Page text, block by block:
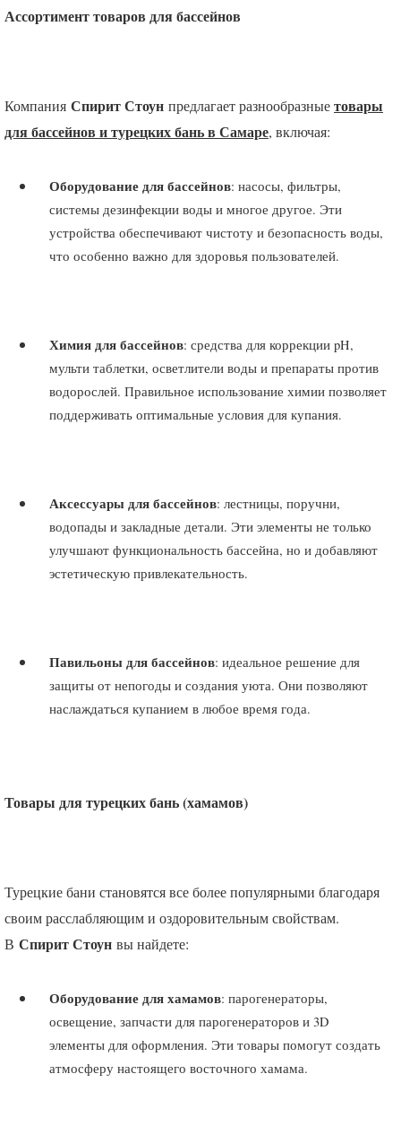
Ассортимент товаров для бассейнов
Компания Спирит Стоун предлагает разнообразныетовары
для бассейнов и турецких бань в Самаре, включая:
Оборудование для бассейнов: насосы, фильтры,
системы дезинфекции воды и многое другое. Эти
устройства обеспечивают чистоту и безопасность воды,
что особенно важно для здоровья пользователей.
Химия для бассейнов: средства для коррекции pH,
мульти таблетки, осветлители воды и препараты против
водорослей. Правильное использование химии позволяет
поддерживать оптимальные условия для купания.
Аксессуары для бассейнов: лестницы, поручни,
водопады и закладные детали. Эти элементы не только
улучшают функциональность бассейна, но и добавляют
эстетическую привлекательность.
Павильоны для бассейнов: идеальное решение для
защиты от непогоды и создания уюта. Они позволяют
наслаждаться купанием в любое время года.
Товары для турецких бань (хамамов)
Турецкие бани становятся все более популярными благодаря
своим расслабляющим и оздоровительным свойствам.
В Спирит Стоун вы найдете:
Оборудование для хамамов: парогенераторы,
освещение, запчасти для парогенераторов и 3D
элементы для оформления. Эти товары помогут создать
атмосферу настоящего восточного хамама.